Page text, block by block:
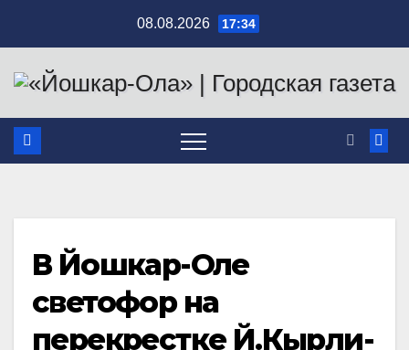
содержимому
08.08.2026 17:34
В Йошкар-Оле
светофор на
перекрестке Й.Кырли-